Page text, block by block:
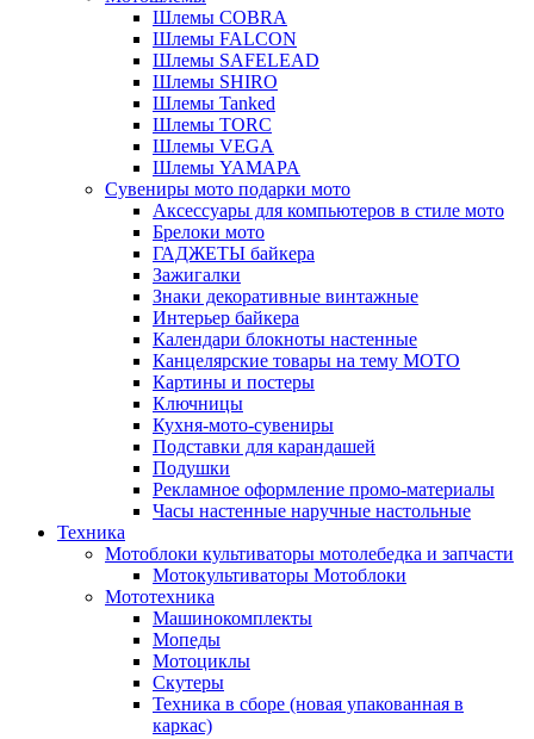
Шлемы COBRA
Шлемы FALCON
Шлемы SAFELEAD
Шлемы SHIRO
Шлемы Tanked
Шлемы TORC
Шлемы VEGA
Шлемы YAMAPA
Сувениры мото подарки мото
Аксессуары для компьютеров в стиле мото
Брелоки мото
ГАДЖЕТЫ байкера
Зажигалки
Знаки декоративные винтажные
Интерьер байкера
Календари блокноты настенные
Канцелярские товары на тему МОТО
Картины и постеры
Ключницы
Кухня-мото-сувениры
Подставки для карандашей
Подушки
Рекламное оформление промо-материалы
Часы настенные наручные настольные
Техника
Мотоблоки культиваторы мотолебедка и запчасти
Мотокультиваторы Мотоблоки
Мототехника
Машинокомплекты
Мопеды
Мотоциклы
Скутеры
Техника в сборе (новая упакованная в
каркас)